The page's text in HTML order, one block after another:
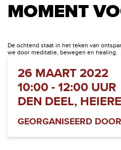
MOMENT
De ochtend staat in het teken van
we door meditatie, bewegen en healing.
26 MAART 2022
10:00 - 12:00 UUR
DEN DEEL,
GEORGANISEERD